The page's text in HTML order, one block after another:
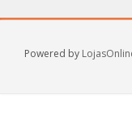
Powered by